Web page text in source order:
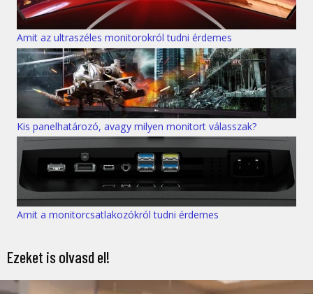
Amit az ultraszéles monitorokról tudni érdemes
Kis panelhatározó, avagy milyen monitort válasszak?
Amit a monitorcsatlakozókról tudni érdemes
Ezeket is olvasd el!